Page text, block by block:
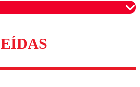
son moderados para garantizar un
respetuoso.